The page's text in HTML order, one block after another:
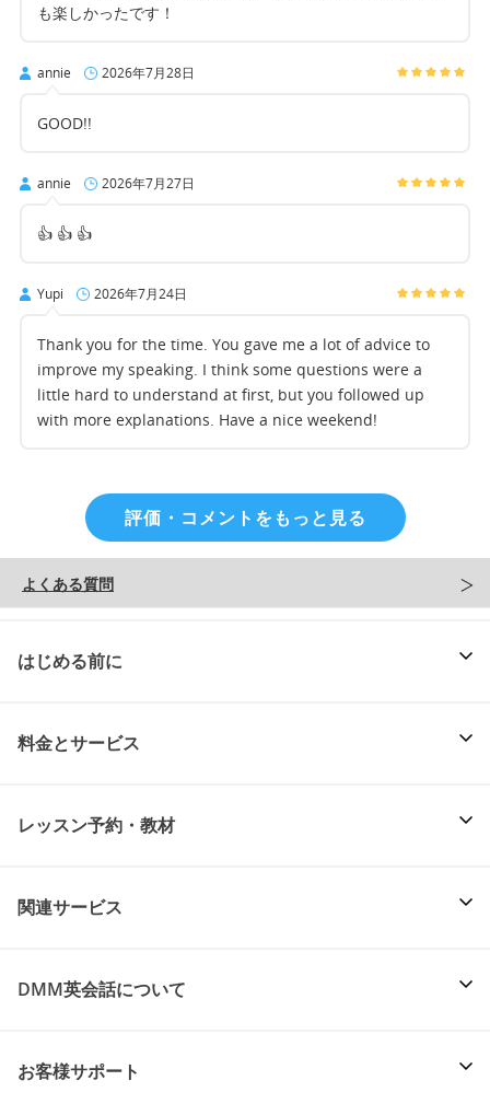
も楽しかったです！
annie 2026年7月28日
GOOD!!
annie 2026年7月27日
👍 👍 👍
Yupi 2026年7月24日
Thank you for the time. You gave me a lot of advice to
improve my speaking. I think some questions were a
little hard to understand at first, but you followed up
with more explanations. Have a nice weekend!
評価・コメントをもっと見る
よくある質問
はじめる前に
料金とサービス
レッスン予約・教材
関連サービス
DMM英会話について
お客様サポート